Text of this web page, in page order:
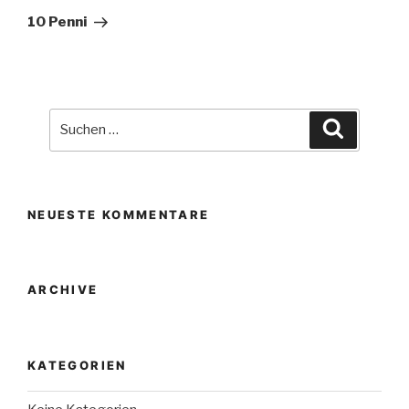
Beitrag
10 Penni
NEUESTE KOMMENTARE
ARCHIVE
KATEGORIEN